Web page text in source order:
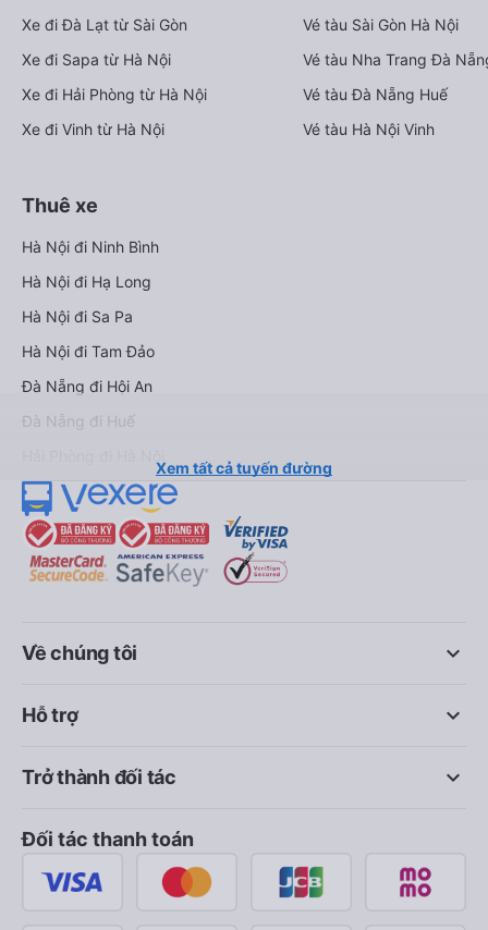
Xe đi Đà Lạt từ Sài Gòn
Xe đi Sapa từ Hà Nội
Xe đi Hải Phòng từ Hà Nội
Xe đi Vinh từ Hà Nội
Vé tàu Sài Gòn Hà Nội
Vé tàu Nha Trang Đà
Vé tàu Đà Nẵng Huế
Vé tàu Hà Nội Vinh
Thuê xe
Hà Nội đi Ninh Bình
Hà Nội đi Hạ Long
Hà Nội đi Sa Pa
Hà Nội đi Tam Đảo
Đà Nẵng đi Hội An
Đà Nẵng đi Huế
Xem tất cả tuyến đường
keyboard_arrow_down
Về chúng tôi
keyboard_arrow_down
Hỗ trợ
keyboard_arrow_down
Trở thành đối tác
Đối tác thanh toán